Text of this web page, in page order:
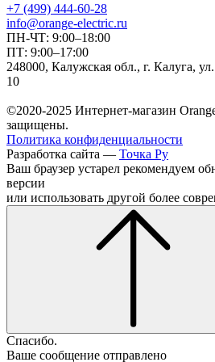
+7 (499) 444-60-28
info@orange-electric.ru
ПН-ЧТ: 9:00–18:00
ПТ: 9:00–17:00
248000, Калужская обл., г. Калуга,
10
©2020-2025 Интернет-магазин
защищены.
Политика конфиденциальности
Разработка сайта — Точка Ру
Ваш браузер устарел рекомендуем
версии
или использовать другой более
Спасибо.
Ваше сообщение отправлено